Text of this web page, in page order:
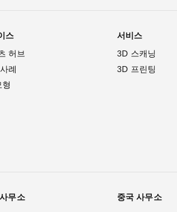
스
허브
례
서비스
3D 스캐닝
3D 프린팅
무소
중국 사무소